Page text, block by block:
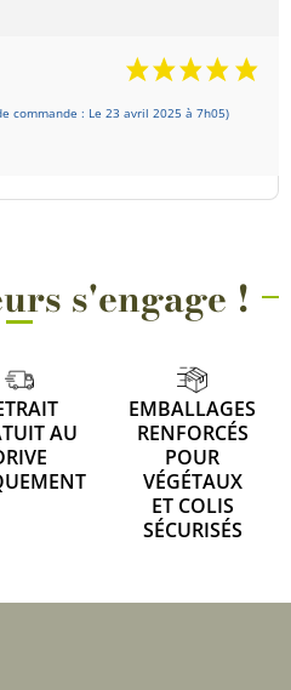
commande : Le 23 avril 2025 à 7h05)
s'engage !
AU
EMBALLAGES
RENFORCÉS
POUR
VÉGÉTAUX
ET COLIS
SÉCURISÉS